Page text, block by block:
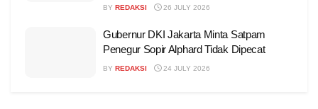
BY REDAKSI 26 JULY 2026
Gubernur DKI Jakarta Minta Satpam
Penegur Sopir Alphard Tidak Dipecat
BY REDAKSI 24 JULY 2026